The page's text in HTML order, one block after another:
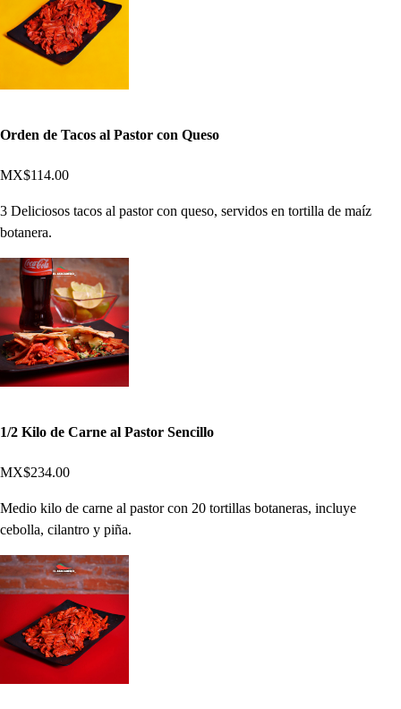
Orden de Tacos al Pastor con Queso
MX$114.00
3 Deliciosos tacos al pastor con queso, servidos en tortilla de maíz
botanera.
1/2 Kilo de Carne al Pastor Sencillo
MX$234.00
Medio kilo de carne al pastor con 20 tortillas botaneras, incluye
cebolla, cilantro y piña.